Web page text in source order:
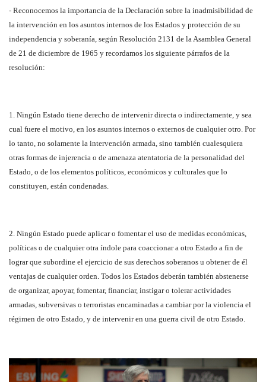
- Reconocemos la importancia de la Declaración sobre la inadmisibilidad de
la intervención en los asuntos internos de los Estados y protección de su
independencia y soberanía, según Resolución 2131 de la Asamblea General
de 21 de diciembre de 1965 y recordamos los siguiente párrafos de la
resolución:
1. Ningún Estado tiene derecho de intervenir directa o indirectamente, y sea
cual fuere el motivo, en los asuntos internos o externos de cualquier otro. Por
lo tanto, no solamente la intervención armada, sino también cualesquiera
otras formas de injerencia o de amenaza atentatoria de la personalidad del
Estado, o de los elementos políticos, económicos y culturales que lo
constituyen, están condenadas.
2. Ningún Estado puede aplicar o fomentar el uso de medidas económicas,
políticas o de cualquier otra índole para coaccionar a otro Estado a fin de
lograr que subordine el ejercicio de sus derechos soberanos u obtener de él
ventajas de cualquier orden. Todos los Estados deberán también abstenerse
de organizar, apoyar, fomentar, financiar, instigar o tolerar actividades
armadas, subversivas o terroristas encaminadas a cambiar por la violencia el
régimen de otro Estado, y de intervenir en una guerra civil de otro Estado.